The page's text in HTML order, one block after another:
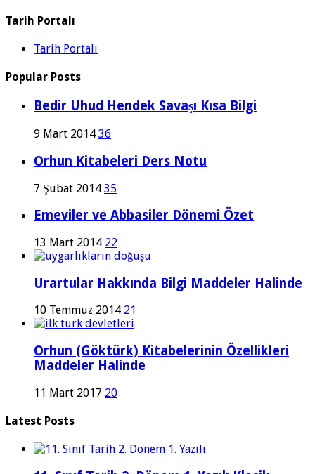
Tarih Portalı
Tarih Portalı
Popular Posts
Bedir Uhud Hendek Savaşı Kısa Bilgi
9 Mart 2014 36
Orhun Kitabeleri Ders Notu
7 Şubat 2014 35
Emeviler ve Abbasiler Dönemi Özet
13 Mart 2014 22
Urartular Hakkında Bilgi Maddeler Halinde
10 Temmuz 2014 21
Orhun (Göktürk) Kitabelerinin Özellikleri
Maddeler Halinde
11 Mart 2017 20
Latest Posts